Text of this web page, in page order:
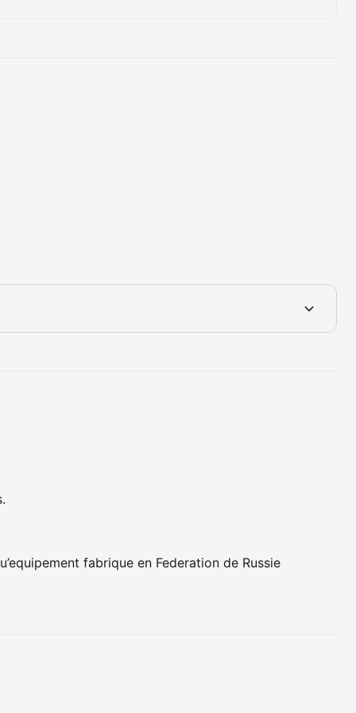
fabrique en Federation de Russie